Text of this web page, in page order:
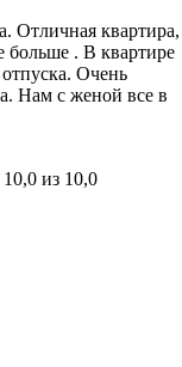
Отличная квартира,
больше . В квартире
Очень
Нам с женой все в
10,0 из 10,0